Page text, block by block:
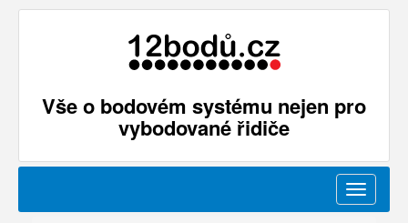
Vše o bodovém systému nejen pro
vybodované řidiče
Menu